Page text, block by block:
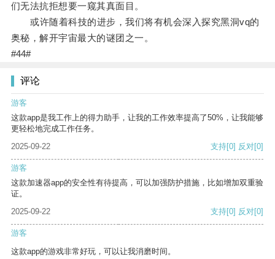
们无法抗拒想要一窥其真面目。
或许随着科技的进步，我们将有机会深入探究黑洞vq的
奥秘，解开宇宙最大的谜团之一。
#44#
评论
游客
这款app是我工作上的得力助手，让我的工作效率提高了50%，让我能够
更轻松地完成工作任务。
2025-09-22
支持[0] 反对[0]
游客
这款加速器app的安全性有待提高，可以加强防护措施，比如增加双重验
证。
2025-09-22
支持[0] 反对[0]
游客
这款app的游戏非常好玩，可以让我消磨时间。